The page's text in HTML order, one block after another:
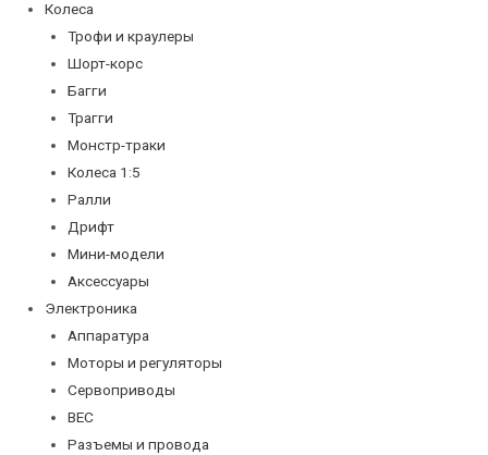
Колеса
Трофи и краулеры
Шорт-корс
Багги
Трагги
Монстр-траки
Колеса 1:5
Ралли
Дрифт
Мини-модели
Аксессуары
Электроника
Аппаратура
Моторы и регуляторы
Сервоприводы
BEC
Разъемы и провода